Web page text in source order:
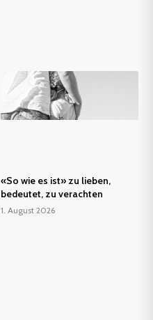
«So wie es ist» zu lieben,
bedeutet, zu verachten
1. August 2026